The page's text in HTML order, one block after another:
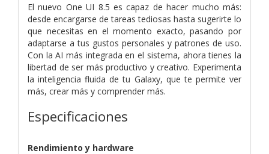
El nuevo One UI 8.5 es capaz de hacer mucho más:
desde encargarse de tareas tediosas hasta sugerirte lo
que necesitas en el momento exacto, pasando por
adaptarse a tus gustos personales y patrones de uso.
Con la AI más integrada en el sistema, ahora tienes la
libertad de ser más productivo y creativo. Experimenta
la inteligencia fluida de tu Galaxy, que te permite ver
más, crear más y comprender más.
Especificaciones
Rendimiento y hardware